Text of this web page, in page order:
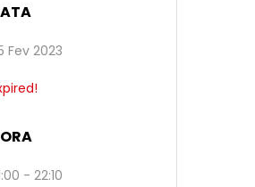
Fev 2023
- 22:10